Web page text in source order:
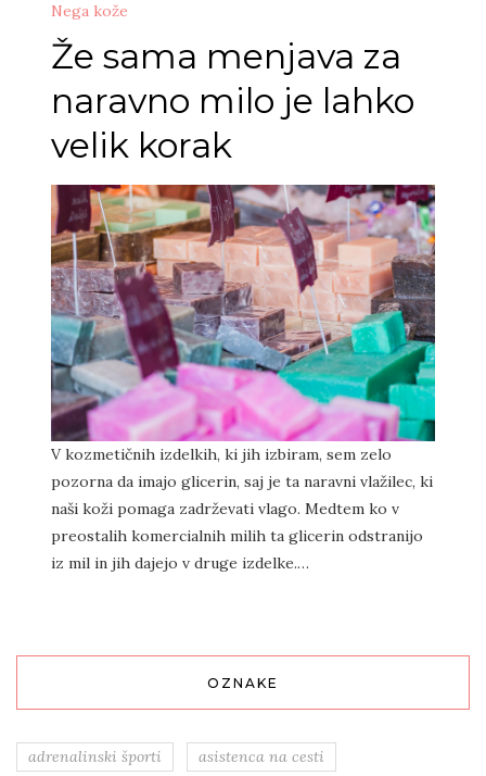
Nega kože
Že sama menjava za
naravno milo je lahko
velik korak
V kozmetičnih izdelkih, ki jih izbiram, sem zelo
pozorna da imajo glicerin, saj je ta naravni vlažilec, ki
naši koži pomaga zadrževati vlago. Medtem ko v
preostalih komercialnih milih ta glicerin odstranijo
iz mil in jih dajejo v druge izdelke.…
OZNAKE
adrenalinski športi
asistenca na cesti